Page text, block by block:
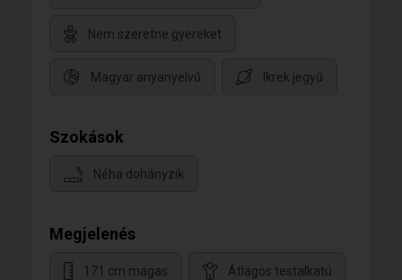
Nem szeretne gyereket
Magyar anyanyelvű Ikrek jegyű
Szokások
Néha dohányzik
Megjelenés
171 cm magas Átlagos testalkatú